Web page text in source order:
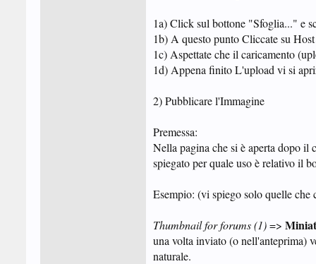
1a) Click sul bottone "Sfoglia..." e
1b) A questo punto Cliccate su
1c) Aspettate che il caricamento
1d) Appena finito L'upload vi si
2) Pubblicare l'Immagine
Premessa:
Nella pagina che si è aperta dopo
spiegato per quale uso è relativo il
Esempio: (vi spiego solo quelle che
Thumbnail for forums (1)=>
una volta inviato (o nell'anteprima)
naturale.